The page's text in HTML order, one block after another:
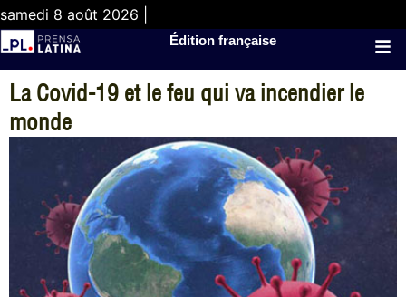
samedi 8 août 2026 |
Édition française
La Covid-19 et le feu qui va incendier le
monde